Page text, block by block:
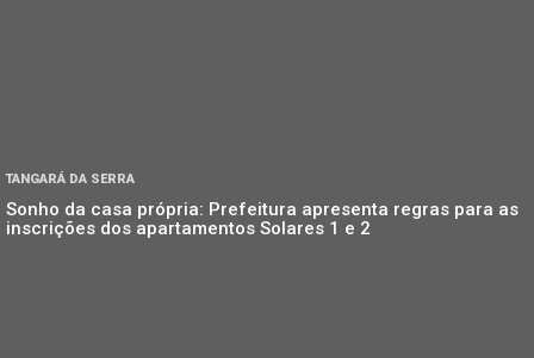
TANGARÁ DA SERRA
Sonho da casa própria: Prefeitura apresenta regras para as
inscrições dos apartamentos Solares 1 e 2